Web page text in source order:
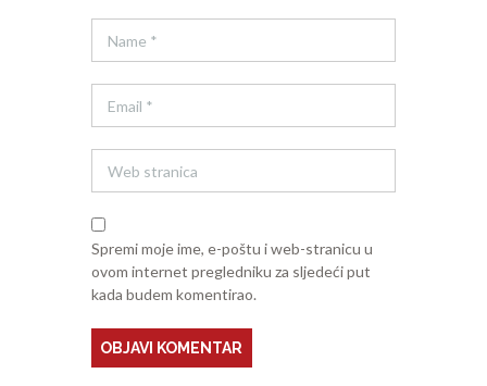
Spremi moje ime, e-poštu i web-stranicu u
ovom internet pregledniku za sljedeći put
kada budem komentirao.